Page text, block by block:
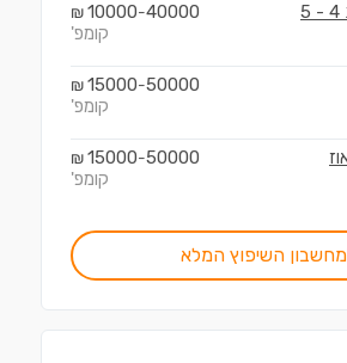
עיצוב פנים לדירת 4 - 5
10000-40000
₪
קומפ'
15000-50000
₪
קומפ'
15000-50000
₪
קומפ'
השיפוץ המלא